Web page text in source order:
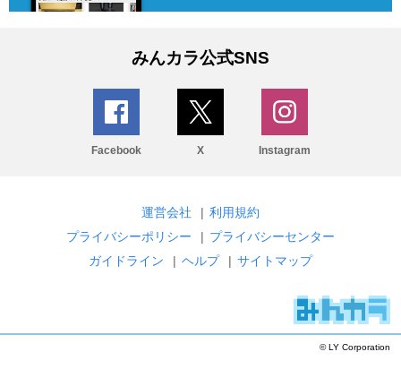
みんカラ公式SNS
Facebook X Instagram
運営会社 | 利用規約
プライバシーポリシー
| プライバシーセンター
ガイドライン
| ヘルプ | サイトマップ
© LY Corporation